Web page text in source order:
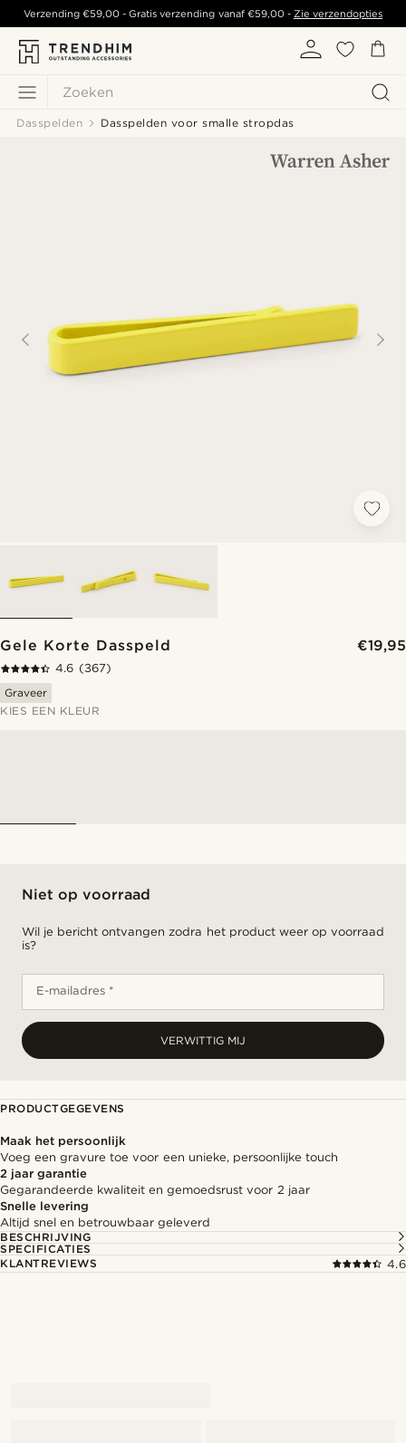
Zoeken
Verzending€59,00 - Gratis verzending vanaf €59,00- Zie verzendopties
Dasspelden Dasspelden voor smalle stropdas
Gele Korte Dasspeld €19,95
4.6 (367)
Graveer
KIES EEN KLEUR
Niet op voorraad
Wil je bericht ontvangen zodra het product weer op voorraad
is?
E-mailadres *
VERWITTIG MIJ
PRODUCTGEGEVENS
Maak het persoonlijk
Voeg een gravure toe voor een unieke, persoonlijke touch
2 jaar garantie
Gegarandeerde kwaliteit en gemoedsrust voor 2 jaar
Snelle levering
Altijd snel en betrouwbaar geleverd
BESCHRIJVING
SPECIFICATIES
KLANTREVIEWS
4.6